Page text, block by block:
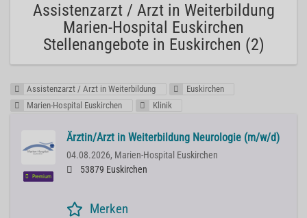
Assistenzarzt / Arzt in Weiterbildung
Marien-Hospital Euskirchen
Stellenangebote in Euskirchen (2)
Assistenzarzt / Arzt in Weiterbildung
Euskirchen
Marien-Hospital Euskirchen
Klinik
Premium
Ärztin/Arzt in Weiterbildung Neurologie (m/w/d)
04.08.2026, Marien-Hospital Euskirchen
53879 Euskirchen
Merken